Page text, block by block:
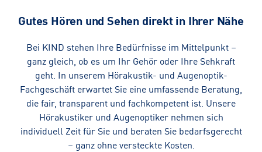
Gutes Hören und Sehen direkt in Ihrer Nähe
Bei KIND stehen Ihre Bedürfnisse im Mittelpunkt –
ganz gleich, ob es um Ihr Gehör oder Ihre Sehkraft
geht. In unserem Hörakustik- und Augenoptik-
Fachgeschäft erwartet Sie eine umfassende Beratung,
die fair, transparent und fachkompetent ist. Unsere
Hörakustiker und Augenoptiker nehmen sich
individuell Zeit für Sie und beraten Sie bedarfsgerecht
– ganz ohne versteckte Kosten.